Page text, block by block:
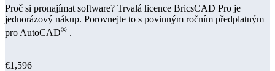
Proč si pronajímat software? Trvalá licence BricsCAD Pro je
jednorázový nákup. Porovnejte to s povinným ročním předplatným
pro AutoCAD® .
€1,596